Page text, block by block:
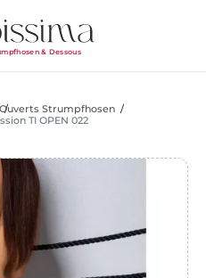
& Dessous
Ouverts Strumpfhosen
TI OPEN 022